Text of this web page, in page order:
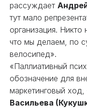
рассуждает
тут мало
организация. Никто
что мы делаем, по
велосипед».
«Паллиативный
обозначение для
маркетинговый
Васильева